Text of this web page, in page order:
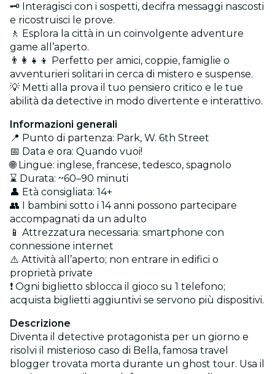
🗝️ Interagisci con i sospetti, decifra messaggi nascosti
e ricostruisci le prove.
🚶 Esplora la città in un coinvolgente adventure
game all’aperto.
👨‍👩‍👧‍👦 Perfetto per amici, coppie, famiglie o
avventurieri solitari in cerca di mistero e suspense.
💡 Metti alla prova il tuo pensiero critico e le tue
abilità da detective in modo divertente e interattivo.
Informazioni generali
📍 Punto di partenza: Park, W. 6th Street
📅 Data e ora: Quando vuoi!
🌐 Lingue: inglese, francese, tedesco, spagnolo
⌛ Durata: ~60–90 minuti
👤 Età consigliata: 14+
👥 I bambini sotto i 14 anni possono partecipare
accompagnati da un adulto
📱 Attrezzatura necessaria: smartphone con
connessione internet
⚠️ Attività all’aperto; non entrare in edifici o
proprietà private
❗ Ogni biglietto sblocca il gioco su 1 telefono;
acquista biglietti aggiuntivi se servono più dispositivi.
Descrizione
Diventa il detective protagonista per un giorno e
risolvi il misterioso caso di Bella, famosa travel
blogger trovata morta durante un ghost tour. Usa il